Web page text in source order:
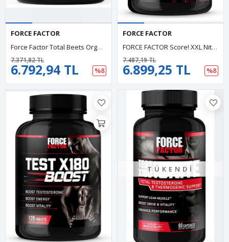
FORCE FACTOR
Force Factor Total Beets Organic Beetroot Powder 450gr Superfood To Boost Daily Nutrition, USDA Organic, Vegan, Gluten-Free, And Non-GMO,90 Servings.
6.792,94 TL
7.371,82 TL
%8
FORCE FACTOR
FORCE FACTOR Score! XXL Nitric Oxide Booster For Men With L-Citrulline, Black Maca, And Tribulus To Imp.rove Athletic Performance, Increase Stamina, And Support Blood Flow, 60 Tablets.45.
6.899,25 TL
7.487,19 TL
%8
TÜKENDI